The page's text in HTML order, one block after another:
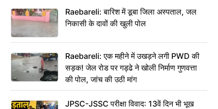
Raebareli: बारिश में डूबा जिला अस्पताल, जल
निकासी के दावों की खुली पोल
Raebareli: एक महीने में उखड़ने लगी PWD की
सड़क! जेल रोड पर गड्ढे ने खोली निर्माण गुणवत्ता
की पोल, जांच की उठी मांग
JPSC-JSSC परीक्षा विवाद: 13वें दिन भी भूख